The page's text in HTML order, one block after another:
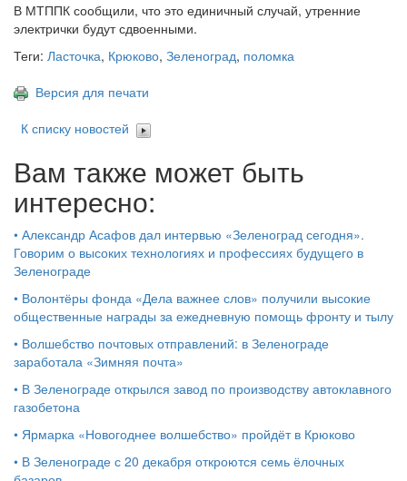
В МТППК сообщили, что это единичный случай, утренние
электрички будут сдвоенными.
Теги: Ласточка, Крюково, Зеленоград, поломка
Версия для печати
К списку новостей
Вам также может быть
интересно:
• Александр Асафов дал интервью «Зеленоград сегодня».
Говорим о высоких технологиях и профессиях будущего в
Зеленограде
• Волонтёры фонда «Дела важнее слов» получили высокие
общественные награды за ежедневную помощь фронту и тылу
• Волшебство почтовых отправлений: в Зеленограде
заработала «Зимняя почта»
• В Зеленограде открылся завод по производству автоклавного
газобетона
• Ярмарка «Новогоднее волшебство» пройдёт в Крюково
• В Зеленограде с 20 декабря откроются семь ёлочных